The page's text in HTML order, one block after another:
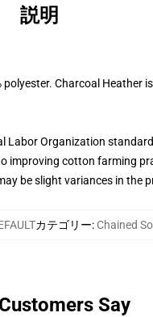
説明
Charcoal Heather
Labor Organization
improving cotton farming
be slight variances in the
カテゴリー: Chained
Say